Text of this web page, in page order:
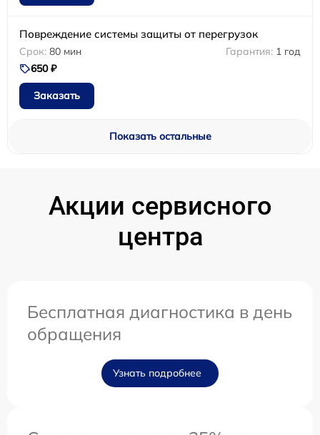
Повреждение системы защиты от перегрузок
80 мин
1 год
650 ₽
Заказать
Показать остальные
Акции сервисного
центра
Бесплатная диагностика в день
обращения
Узнать подробнее